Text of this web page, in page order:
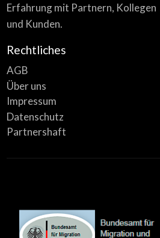
Erfahrung mit Partnern, Kollegen
und Kunden.
Rechtliches
AGB
Über uns
Impressum
Datenschutz
Partnershaft